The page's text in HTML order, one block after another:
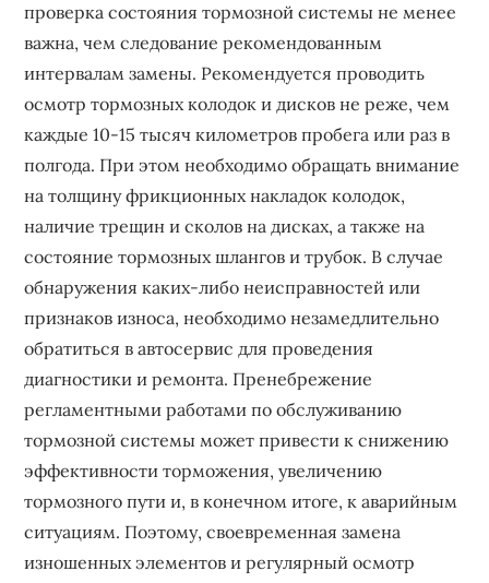
проверка состояния тормозной системы не менее
важна, чем следование рекомендованным
интервалам замены. Рекомендуется проводить
осмотр тормозных колодок и дисков не реже, чем
каждые 10-15 тысяч километров пробега или раз в
полгода. При этом необходимо обращать внимание
на толщину фрикционных накладок колодок,
наличие трещин и сколов на дисках, а также на
состояние тормозных шлангов и трубок. В случае
обнаружения каких-либо неисправностей или
признаков износа, необходимо незамедлительно
обратиться в автосервис для проведения
диагностики и ремонта. Пренебрежение
регламентными работами по обслуживанию
тормозной системы может привести к снижению
эффективности торможения, увеличению
тормозного пути и, в конечном итоге, к аварийным
ситуациям. Поэтому, своевременная замена
изношенных элементов и регулярный осмотр